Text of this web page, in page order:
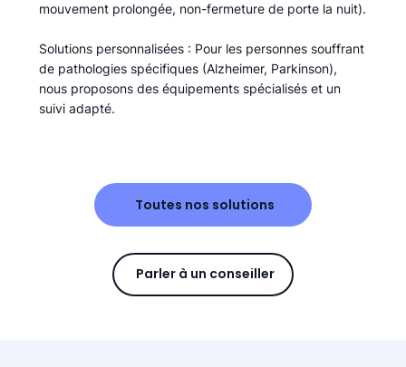
mouvement prolongée, non-fermeture de porte la nuit).
Solutions personnalisées : Pour les personnes souffrant
de pathologies spécifiques (Alzheimer, Parkinson),
nous proposons des équipements spécialisés et un
suivi adapté.
Toutes nos solutions
Parler à un conseiller